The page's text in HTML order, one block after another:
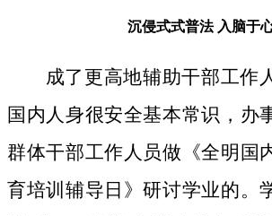
沉侵式式普法 入脑于
成了更高地辅助干部工作
国内人身很安全基本常识，办
群体干部工作人员做《全明国
育培训辅导日》研讨学业的。